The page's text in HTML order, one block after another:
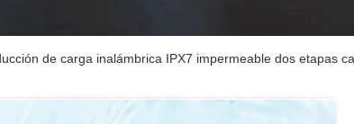
de carga inalámbrica IPX7 impermeable dos etapas